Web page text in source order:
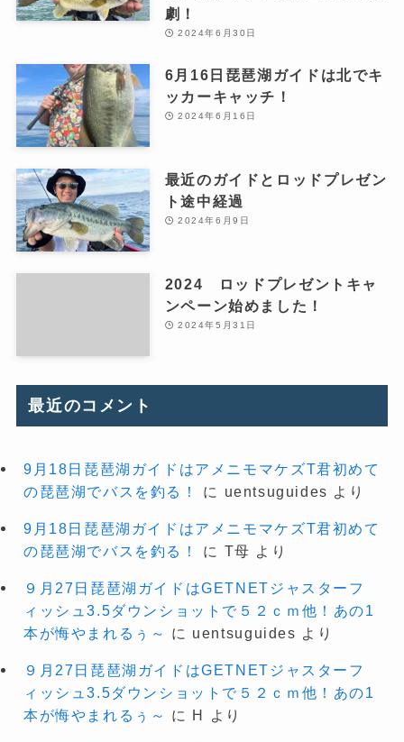
劇！
2024年6月30日
6月16日琵琶湖ガイドは北でキ
ッカーキャッチ！
2024年6月16日
最近のガイドとロッドプレゼン
ト途中経過
2024年6月9日
2024 ロッドプレゼントキャ
ンペーン始めました！
2024年5月31日
最近のコメント
9月18日琵琶湖ガイドはアメニモマケズT君初めて
の琵琶湖でバスを釣る！
に uentsuguides より
9月18日琵琶湖ガイドはアメニモマケズT君初めて
の琵琶湖でバスを釣る！
に T母 より
９月27日琵琶湖ガイドはGETNETジャスターフ
ィッシュ3.5ダウンショットで５２ｃｍ他！あの1
本が悔やまれるぅ～
に uentsuguides より
９月27日琵琶湖ガイドはGETNETジャスターフ
ィッシュ3.5ダウンショットで５２ｃｍ他！あの1
本が悔やまれるぅ～
に H より